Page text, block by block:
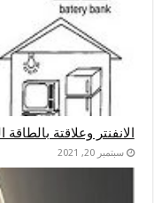
الانفنتر وعلاقتة
سبتمبر 20, 2021